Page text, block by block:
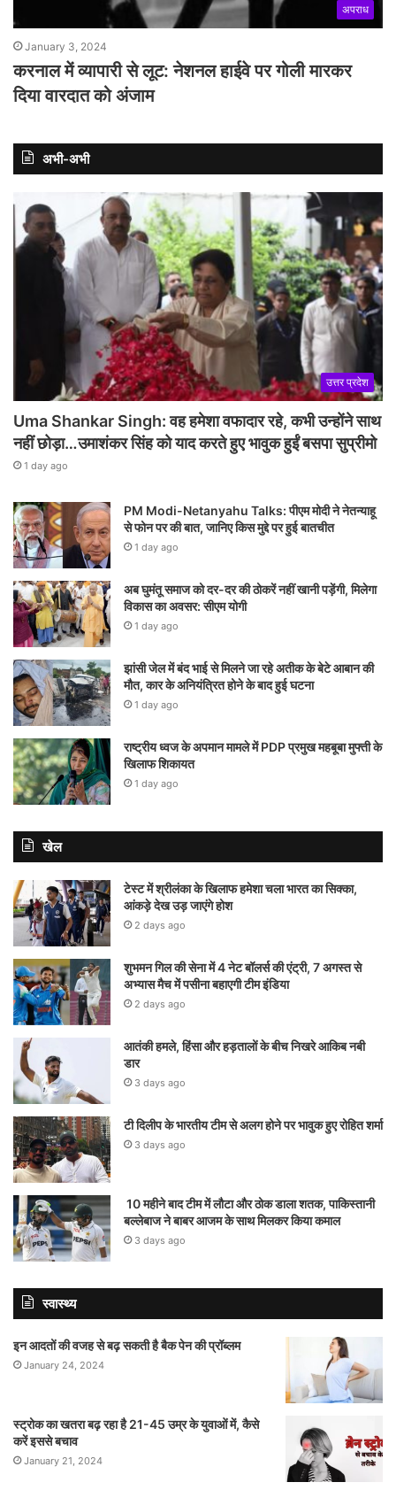
अपराध
January 3, 2024
करनाल में व्यापारी से लूट: नेशनल हाईवे पर गोली मारकर
दिया वारदात को अंजाम
अभी-अभी
उत्तर प्रदेश
Uma Shankar Singh: वह हमेशा वफादार रहे, कभी उन्होंने साथ
नहीं छोड़ा…उमाशंकर सिंह को याद करते हुए भावुक हुईं बसपा सुप्रीमो
1 day ago
PM Modi-Netanyahu Talks: पीएम मोदी ने नेतन्याहू
से फोन पर की बात, जानिए किस मुद्दे पर हुई बातचीत
1 day ago
अब घुमंतू समाज को दर-दर की ठोकरें नहीं खानी पड़ेंगी, मिलेगा
विकास का अवसर: सीएम योगी
1 day ago
झांसी जेल में बंद भाई से मिलने जा रहे अतीक के बेटे आबान की
मौत, कार के अनियंत्रित होने के बाद हुई घटना
1 day ago
राष्ट्रीय ध्वज के अपमान मामले में PDP प्रमुख महबूबा मुफ्ती के
खिलाफ शिकायत
1 day ago
खेल
टेस्ट में श्रीलंका के खिलाफ हमेशा चला भारत का सिक्का,
आंकड़े देख उड़ जाएंगे होश
2 days ago
शुभमन गिल की सेना में 4 नेट बॉलर्स की एंट्री, 7 अगस्त से
अभ्यास मैच में पसीना बहाएगी टीम इंडिया
2 days ago
आतंकी हमले, हिंसा और हड़तालों के बीच निखरे आकिब नबी
डार
3 days ago
टी दिलीप के भारतीय टीम से अलग होने पर भावुक हुए रोहित शर्मा
3 days ago
10 महीने बाद टीम में लौटा और ठोक डाला शतक, पाकिस्तानी
बल्लेबाज ने बाबर आजम के साथ मिलकर किया कमाल
3 days ago
स्वास्थ्य
इन आदतों की वजह से बढ़ सकती है बैक पेन की प्रॉब्लम
January 24, 2024
स्ट्रोक का खतरा बढ़ रहा है 21-45 उम्र के युवाओं में, कैसे
करें इससे बचाव
January 21, 2024